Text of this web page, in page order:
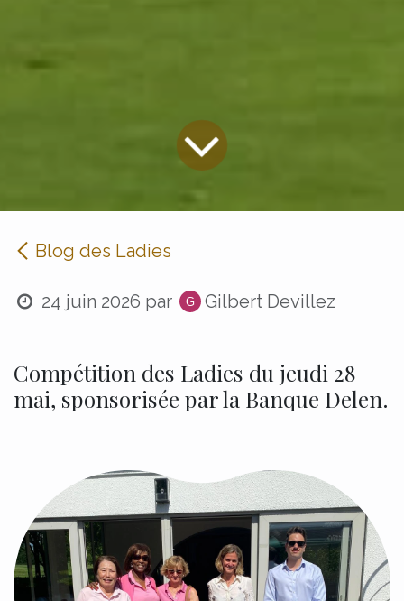
Blog des Ladies
24 juin 2026 par Gilbert Devillez
Compétition des Ladies du jeudi 28
mai, sponsorisée par la Banque Delen.